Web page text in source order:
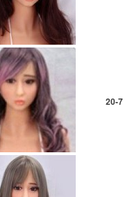
20-7